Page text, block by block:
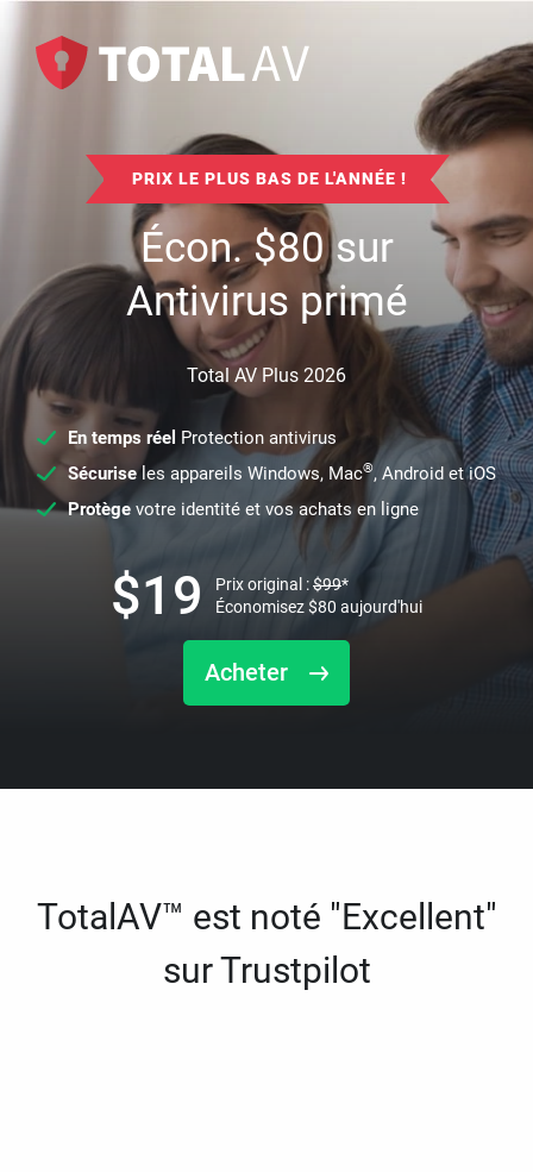
PRIX LE PLUS BAS DE L'ANNÉE !
Écon.$80sur
Antivirus primé
Total AV Plus 2026
En temps réel Protection antivirus
Sécuriseles appareils Windows, Mac®, Android et iOS
Protège votre identité et vos achats en ligne
Acheter
$19 Prix original :$99*
Économisez$80 aujourd'hui
TotalAV™ est noté "Excellent"
sur Trustpilot